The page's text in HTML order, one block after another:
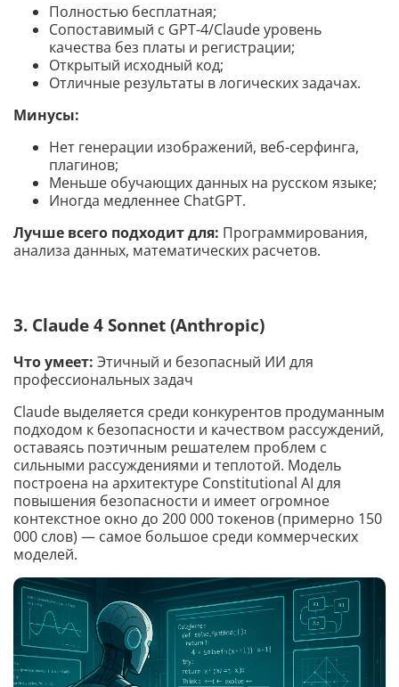
Полностью бесплатная;
Сопоставимый с GPT-4/Claude уровень
качества без платы и регистрации;
Открытый исходный код;
Отличные результаты в логических задачах.
Минусы:
Нет генерации изображений, веб-серфинга,
плагинов;
Меньше обучающих данных на русском языке;
Иногда медленнее ChatGPT.
Лучше всего подходит для: Программирования,
анализа данных, математических расчетов.
3. Claude 4 Sonnet (Anthropic)
Что умеет: Этичный и безопасный ИИ для
профессиональных задач
Claude выделяется среди конкурентов продуманным
подходом к безопасности и качеством рассуждений,
оставаясь поэтичным решателем проблем с
сильными рассуждениями и теплотой. Модель
построена на архитектуре Constitutional AI для
повышения безопасности и имеет огромное
контекстное окно до 200 000 токенов (примерно 150
000 слов) — самое большое среди коммерческих
моделей.